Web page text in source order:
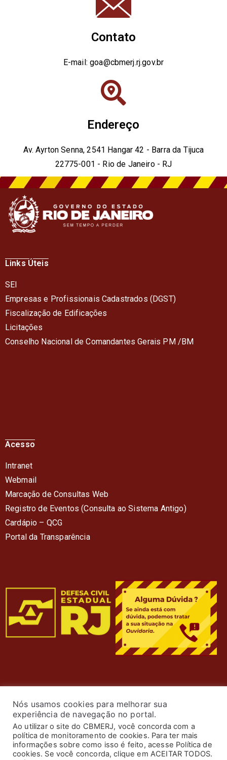
Contato
E-mail: goa@cbmerj.rj.gov.br
Endereço
Av. Ayrton Senna, 2541 Hangar 42 - Barra da Tijuca
22775-001 - Rio de Janeiro - RJ
Links Úteis
SEI
Empresas e Profissionais Cadastrados (DGST)
Fiscalização de Edificações
Licitações
Conselho Nacional de Comandantes Gerais PM /BM
Acesso
Intranet
Webmail
Marcação de Consultas Web
Registro de Eventos (Consulta ao Sistema Antigo)
Cardápio – QCG
Portal da Transparência
Nós usamos cookies para melhorar sua
experiência de navegação no portal.
Ao utilizar o site do CBMERJ, você concorda com a
política de monitoramento de cookies. Para ter mais
informações sobre como isso é feito, acesse Política de
cookies. Se você concorda, clique em ACEITAR TODOS.